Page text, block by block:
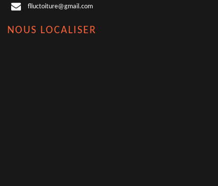
flluctoiture@gmail.com
NOUS LOCALISER